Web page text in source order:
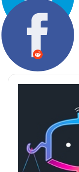
Teilen: